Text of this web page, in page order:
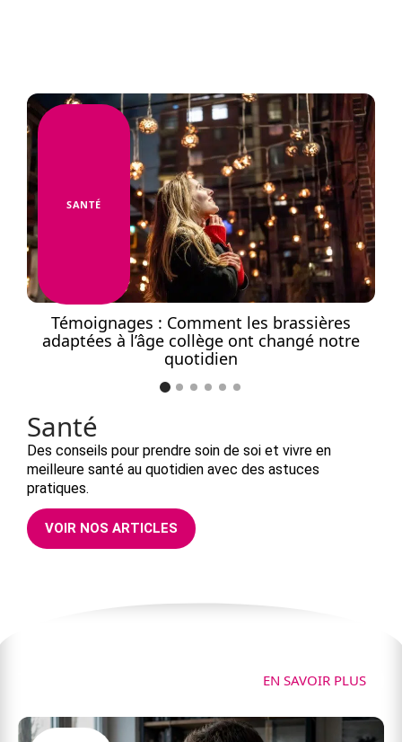
SANTÉ
Témoignages : Comment les brassières
adaptées à l’âge collège ont changé notre
quotidien
Santé
Des conseils pour prendre soin de soi et vivre en
meilleure santé au quotidien avec des astuces
pratiques.
VOIR NOS ARTICLES
EN SAVOIR PLUS